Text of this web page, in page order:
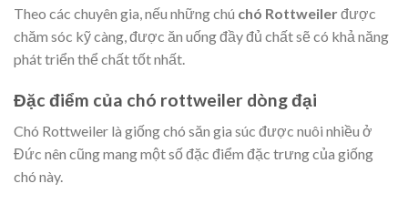
Theo các chuyên gia, nếu những chú chó Rottweilerđược
chăm sóc kỹ càng, được ăn uống đầy đủ chất sẽ có khả năng
phát triển thể chất tốt nhất.
Đặc điểm của chó rottweiler dòng đại
Chó Rottweiler là giống chó săn gia súc được nuôi nhiều ở
Đức nên cũng mang một số đặc điểm đặc trưng của giống
chó này.